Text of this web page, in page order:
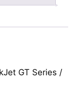
GT Series /